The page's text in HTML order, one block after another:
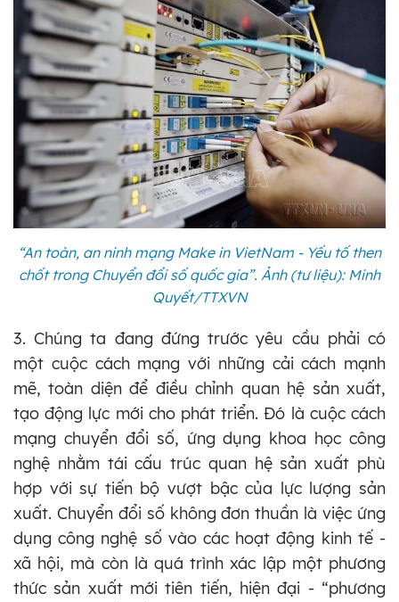
“An toàn, an ninh mạng Make in VietNam - Yếu tố then
chốt trong Chuyển đổi số quốc gia”. Ảnh (tư liệu): Minh
Quyết/TTXVN
3. Chúng ta đang đứng trước yêu cầu phải có
một cuộc cách mạng với những cải cách mạnh
mẽ, toàn diện để điều chỉnh quan hệ sản xuất,
tạo động lực mới cho phát triển. Đó là cuộc cách
mạng chuyển đổi số, ứng dụng khoa học công
nghệ nhằm tái cấu trúc quan hệ sản xuất phù
hợp với sự tiến bộ vượt bậc của lực lượng sản
xuất. Chuyển đổi số không đơn thuần là việc ứng
dụng công nghệ số vào các hoạt động kinh tế -
xã hội, mà còn là quá trình xác lập một phương
thức sản xuất mới tiên tiến, hiện đại - “phương